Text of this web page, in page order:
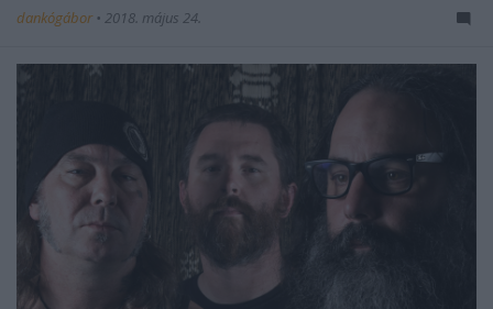
dankógábor • 2018. május 24.